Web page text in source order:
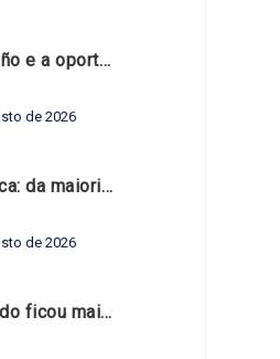
o controle externo das políticas climáticas
de 2026
à maturidade
de 2026
O controle precisa acompanhar